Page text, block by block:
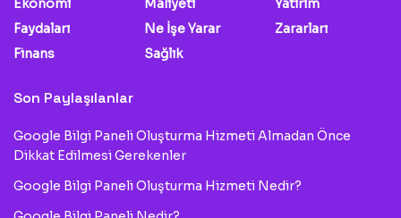
Ekonomi
Faydaları
Finans
Maliyeti
Ne İşe Yarar
Sağlık
Yatırım
Zararları
Son Paylaşılanlar
Google Bilgi Paneli Oluşturma Hizmeti Almadan Önce
Dikkat Edilmesi Gerekenler
Google Bilgi Paneli Oluşturma Hizmeti Nedir?